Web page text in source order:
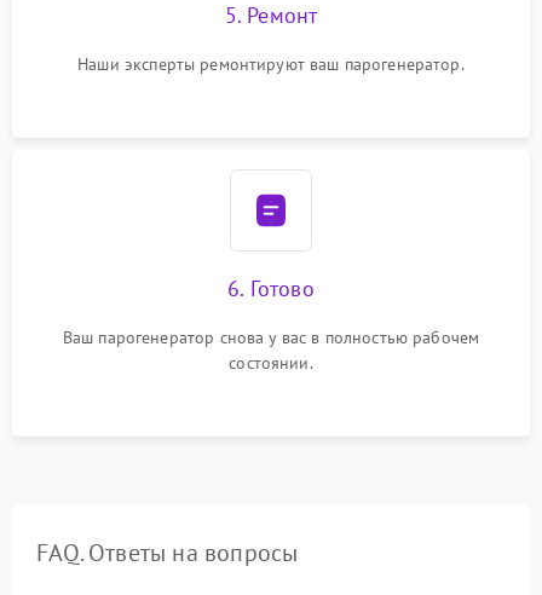
5. Ремонт
Наши эксперты ремонтируют ваш парогенератор.
6. Готово
Ваш парогенератор снова у вас в полностью рабочем
состоянии.
FAQ. Ответы на вопросы